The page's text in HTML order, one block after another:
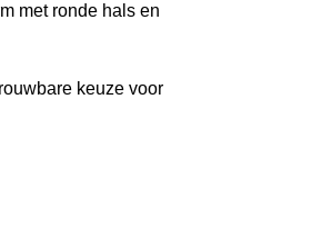
met ronde hals en
keuze voor